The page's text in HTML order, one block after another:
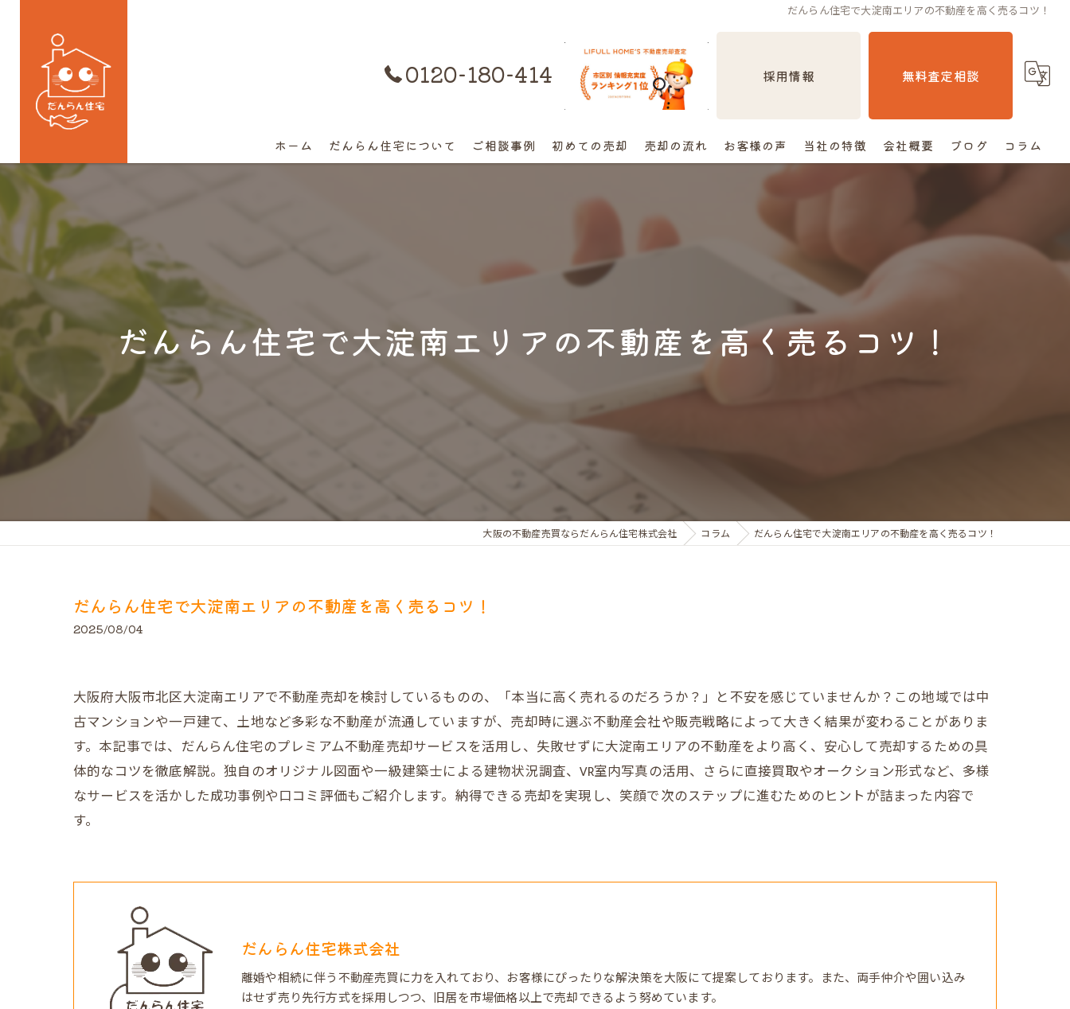
だんらん住宅で大淀南エリアの不動産を高く売るコツ！
0120-180-414 購入はコチラ 採用情報 無料査定相談
ホーム だんらん住宅について ご相談事例
離婚不動産の売却相談
高額早期売却の相談
空き家の相談
マンショントラブルでの買替え相談
初めての売却 売却の流れ お客様の声 当社の特徴
住み替え
査定
会社概要 ブログ コラム
だんらん住宅で大淀南エリアの不動産を高く売るコツ！
大阪の不動産売買ならだんらん住宅株式会社 コラム だんらん住宅で大淀南エリアの不動産を高く売るコツ！
だんらん住宅で大淀南エリアの不動産を高く売るコツ！
2025/08/04
大阪府大阪市北区大淀南エリアで不動産売却を検討しているものの、「本当に高く売れるのだろうか？」と不安を感じていませんか？この地域では中
古マンションや一戸建て、土地など多彩な不動産が流通していますが、売却時に選ぶ不動産会社や販売戦略によって大きく結果が変わることがありま
す。本記事では、だんらん住宅のプレミアム不動産売却サービスを活用し、失敗せずに大淀南エリアの不動産をより高く、安心して売却するための具
体的なコツを徹底解説。独自のオリジナル図面や一級建築士による建物状況調査、VR室内写真の活用、さらに直接買取やオークション形式など、多様
なサービスを活かした成功事例や口コミ評価もご紹介します。納得できる売却を実現し、笑顔で次のステップに進むためのヒントが詰まった内容で
す。
だんらん住宅株式会社
離婚や相続に伴う不動産売買に力を入れており、お客様にぴったりな解決策を大阪にて提案しております。また、両手仲介や囲い込み
はせず売り先行方式を採用しつつ、旧居を市場価格以上で売却できるよう努めています。